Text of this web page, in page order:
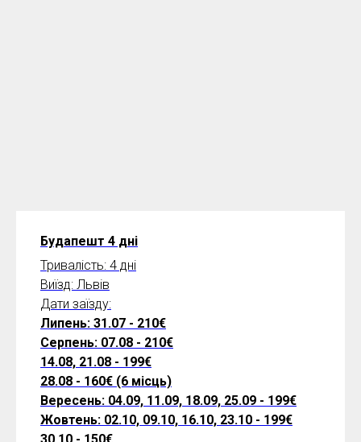
Будапешт 4 дні
Тривалість: 4 дні
Виїзд: Львів
Дати заїзду:
Липень: 31.07 - 210€
Серпень: 07.08 - 210€
14.08, 21.08 - 199€
28.08 - 160€ (6 місць)
Вересень: 04.09, 11.09, 18.09, 25.09 - 199€
Жовтень: 02.10, 09.10, 16.10, 23.10 - 199€